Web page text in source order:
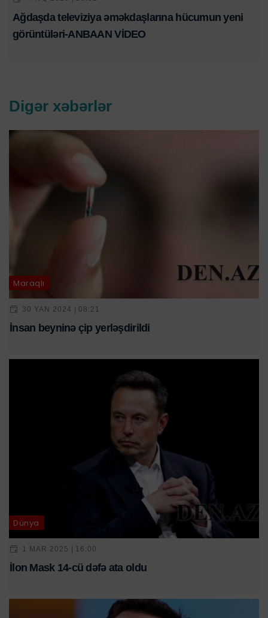
Ağdaşda televiziya əməkdaşlarına hücumun yeni
görüntüləri-ANBAAN VİDEO
Digər xəbərlər
Maraqlı
30 YAN 2024 | 08:21
İnsan beyninə çip yerləşdirildi
Dünya
1 MAR 2025 | 16:00
İlon Mask 14-cü dəfə ata oldu